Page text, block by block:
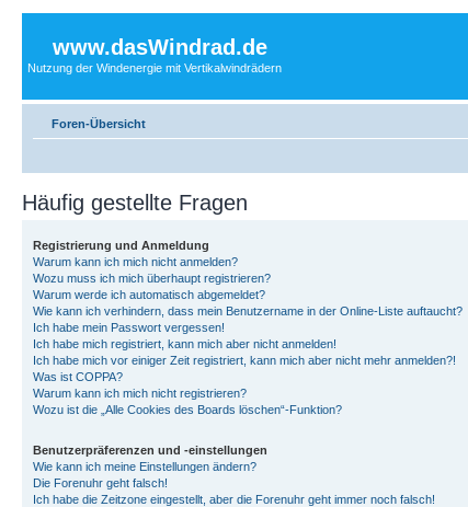
www.dasWindrad.de
Nutzung der Windenergie mit Vertikalwindrädern
Foren-Übersicht
Häufig gestellte Fragen
Registrierung und Anmeldung
Warum kann ich mich nicht anmelden?
Wozu muss ich mich überhaupt registrieren?
Warum werde ich automatisch abgemeldet?
Wie kann ich verhindern, dass mein Benutzername in der Online-Liste auftaucht?
Ich habe mein Passwort vergessen!
Ich habe mich registriert, kann mich aber nicht anmelden!
Ich habe mich vor einiger Zeit registriert, kann mich aber nicht mehr anmelden?!
Was ist COPPA?
Warum kann ich mich nicht registrieren?
Wozu ist die „Alle Cookies des Boards löschen“-Funktion?
Benutzerpräferenzen und -einstellungen
Wie kann ich meine Einstellungen ändern?
Die Forenuhr geht falsch!
Ich habe die Zeitzone eingestellt, aber die Forenuhr geht immer noch falsch!